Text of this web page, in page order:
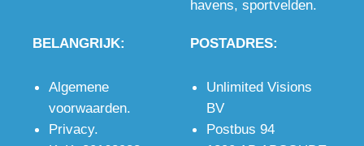
havens, sportvelden.
BELANGRIJK:
Algemene
voorwaarden.
Privacy.
POSTADRES:
Unlimited Visions
BV
Postbus 94